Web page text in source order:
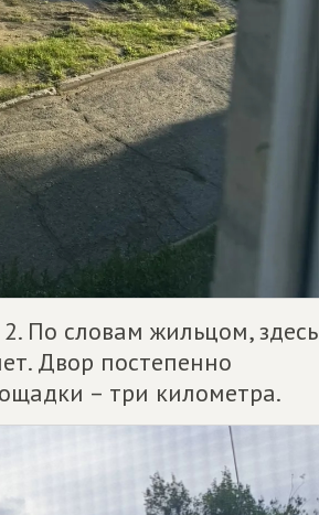
По словам жильцом, здесь
Двор постепенно
– три километра.